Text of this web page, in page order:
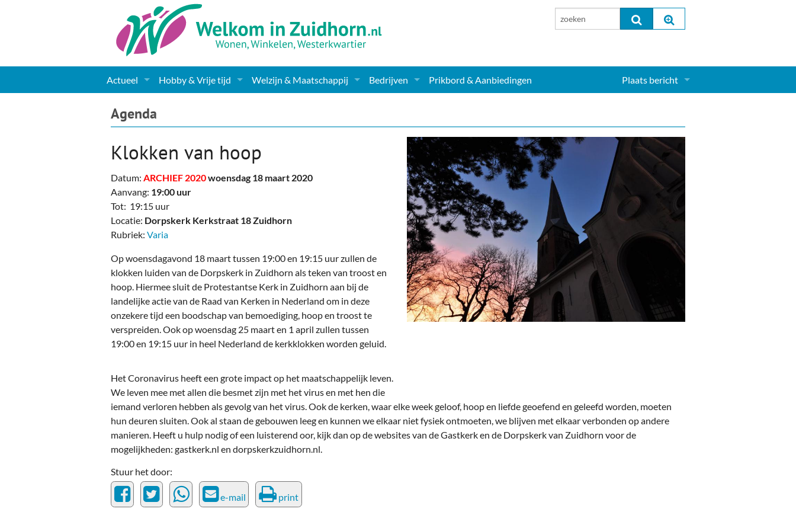
Actueel
Nieuws
Gemeente informatie
Dorpen
Woningaanbod
Columns & Redactioneel
Foto-pagina
Hobby & Vrije tijd
Kunst
Muziek
Toerisme & Musea
Podia & Dorpshuizen
Welzijn & Maatschappij
Gezondheid & Zorg
Politieke Partijen
Zuidhorners
Bedrijven
Verzorging
Dieren & Tuin
Horeca & Uitgaan
Vervoer, Auto's & Fietsen
Wonen & Interieur
On-line bestellen in Zuidhorn
Financiën, Makelaars & Hypotheken
Diensten, Gemak & Zakelijk
(Ver) Bouw & Onderhoud
Bedrijven in de Regio Zuidhorn
Prikbord & Aanbiedingen Plaats bericht
Agenda
Klokken van hoop
Datum: ARCHIEF 2020woensdag 18 maart 2020
Aanvang: 19:00 uur
Tot: 19:15 uur
Locatie: Dorpskerk Kerkstraat 18 Zuidhorn
Rubriek: Varia
Op woensdagavond 18 maart tussen 19:00 en 19:15 uur zullen de
klokken luiden van de Dorpskerk in Zuidhorn als teken van troost en
hoop. Hiermee sluit de Protestantse Kerk in Zuidhorn aan bij de
landelijke actie van de Raad van Kerken in Nederland om in deze
onzekere tijd een boodschap van bemoediging, hoop en troost te
verspreiden. Ook op woensdag 25 maart en 1 april zullen tussen
19:00 en 19:15 uur in heel Nederland de kerkklokken worden geluid.
Het Coronavirus heeft een grote impact op het maatschappelijk leven.
We leven mee met allen die besmet zijn met het virus en met hen die
iemand verloren hebben als gevolg van het virus. Ook de kerken, waar elke week geloof, hoop en liefde geoefend en geleefd worden, moeten
hun deuren sluiten. Ook al staan de gebouwen leeg en kunnen we elkaar niet fysiek ontmoeten, we blijven met elkaar verbonden op andere
manieren. Heeft u hulp nodig of een luisterend oor, kijk dan op de websites van de Gastkerk en de Dorpskerk van Zuidhorn voor de
mogelijkheden: gastkerk.nl en dorpskerkzuidhorn.nl.
Stuur het door:
e-mail print